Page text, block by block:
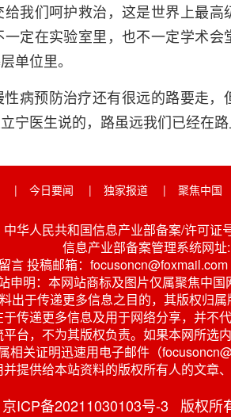
我们呵护救治，这是世界上最高
定在实验室里，也不一定学术会
单位里。
病预防治疗还有很远的路要走，
宁医生说的，路虽远我们已经在路
| 今日要闻 | 独家报道 | 聚焦中国
中华人民共和国信息产业部备案/许可证
信息产业部备案管理系统网址
言 投稿邮箱：
申明：本网站商标及图片仅属聚焦中
出于传递更多信息之目的，其版权归
传递更多信息及用于网络分享，并
台，不为其版权负责。如果本网所选
相关证明迅速用电子邮件（
提供给本站资料的版权所有人的文章
ICP备20211030103号-3 版权所